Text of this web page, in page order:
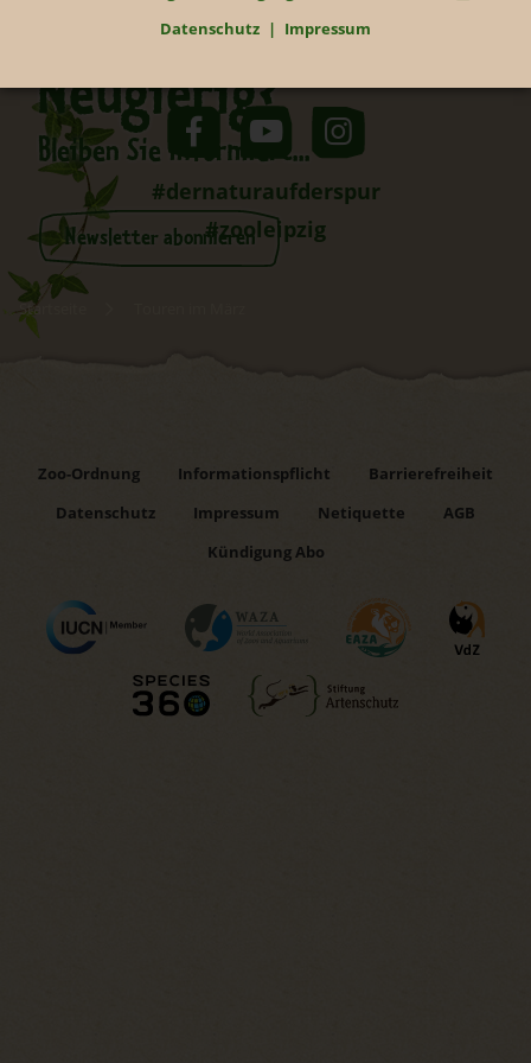
Neugierig?
Bleiben Sie informiert...
Newsletter abonnieren
#dernaturaufderspur
#zooleipzig
Startseite
Zoo-Ordnung Informationspflicht
Barrierefreiheit
Datenschutz
Impressum Netiquette
AGB
Kündigung Abo
Datenschutz
Impressum